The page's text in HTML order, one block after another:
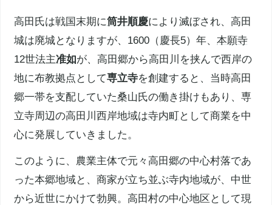
高田氏は戦国末期に筒井順慶により滅ぼされ、高田
城は廃城となりますが、1600（慶長5）年、本願寺
12世法主准如が、高田郷から高田川を挟んで西岸の
地に布教拠点として専立寺を創建すると、当時高田
郷一帯を支配していた桑山氏の働き掛けもあり、専
立寺周辺の高田川西岸地域は寺内町として商業を中
心に発展していきました。
このように、農業主体で元々高田郷の中心村落であ
った本郷地域と、商家が立ち並ぶ寺内地域が、中世
から近世にかけて勃興。高田村の中心地区として現